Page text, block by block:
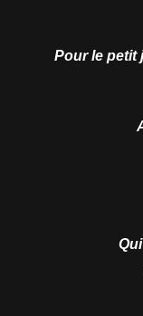
Pour le petit